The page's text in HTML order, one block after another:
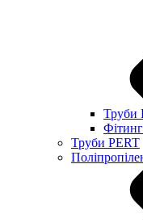
Труби
Труби PERT